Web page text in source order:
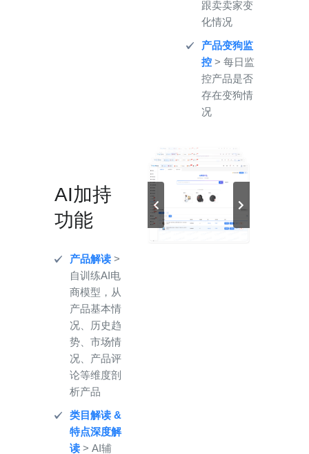
跟卖卖家变
化情况
产品变狗监
控 > 每日监
控产品是否
存在变狗情
况
AI加持
功能
产品解读 >
自训练AI电
商模型，从
产品基本情
况、历史趋
势、市场情
况、产品评
论等维度剖
析产品
类目解读 &
特点深度解
读 > AI辅